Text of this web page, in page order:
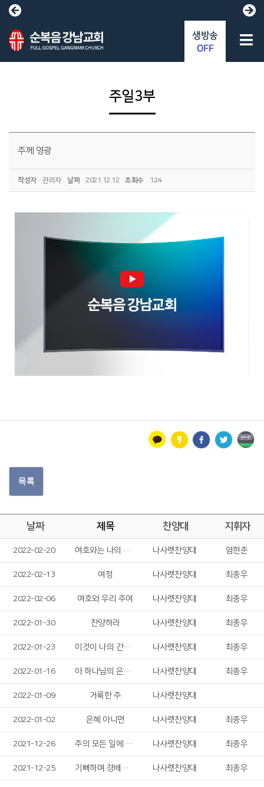
주일3부
주께 영광
작성자 관리자 날짜 2021.12.12 조회수 124
목록
날짜 제목 찬양대 지휘자
2022-02-20 여호와는 나의 목자 나사렛찬양대 염현준
2022-02-13 여정 나사렛찬양대 최종우
2022-02-06 여호와 우리 주여 나사렛찬양대 최종우
2022-01-30 찬양하라 나사렛찬양대 최종우
2022-01-23 이것이 나의 간증이요 나사렛찬양대 최종우
2022-01-16 아 하나님의 은혜로 나사렛찬양대 최종우
2022-01-09 거룩한 주 나사렛찬양대
2022-01-02 은혜 아니면 나사렛찬양대 최종우
2021-12-26 주의 모든 일에 감사드리며 나사렛찬양대 최종우
2021-12-25 기뻐하며 경배하세 나사렛찬양대 최종우
생방송
OFF